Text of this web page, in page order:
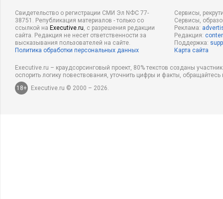
Свидетельство о регистрации СМИ Эл NФС 77-
38751. Републикация материалов - только со
ссылкой на Executive.ru, с разрешения редакции
сайта. Редакция не несет ответственности за
высказывания пользователей на сайте.
Политика обработки персональных данных
Сервисы,
Сервисы,
Реклама:
Редакция:
Поддержка:
Карта сайта
Executive.ru – краудсорсинговый проект, 80% текстов созданы
оспорить логику повествования, уточнить цифры и факты,
18+
Executive.ru © 2000 – 2026.